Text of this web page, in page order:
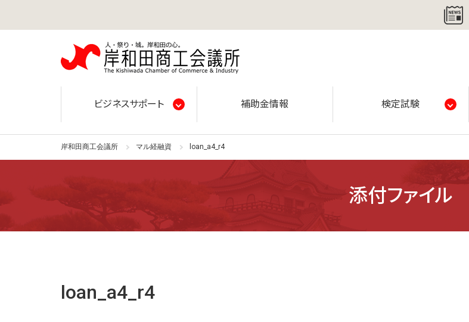
ビジネスサポート 補助金情報 検定試験
岸和田商工会議所 マル経融資 loan_a4_r4
添付ファイル
loan_a4_r4